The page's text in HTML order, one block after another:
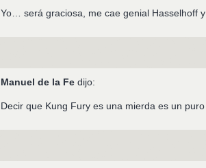
Yo… será graciosa, me cae genial Hasselhoff
Manuel de la Fe dijo:
Decir que Kung Fury es una mierda es un